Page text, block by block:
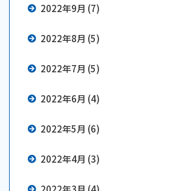
2022年9月 (7)
2022年8月 (5)
2022年7月 (5)
2022年6月 (4)
2022年5月 (6)
2022年4月 (3)